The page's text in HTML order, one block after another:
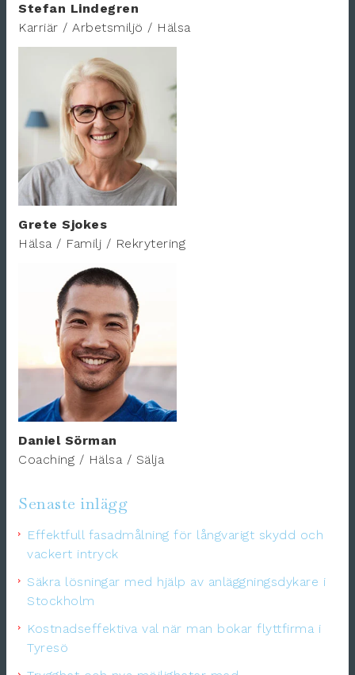
Stefan Lindegren
Karriär / Arbetsmiljö / Hälsa
Grete Sjokes
Hälsa / Familj / Rekrytering
Daniel Sörman
Coaching / Hälsa / Sälja
Senaste inlägg
Effektfull fasadmålning för långvarigt skydd och
vackert intryck
Säkra lösningar med hjälp av anläggningsdykare i
Stockholm
Kostnadseffektiva val när man bokar flyttfirma i
Tyresö